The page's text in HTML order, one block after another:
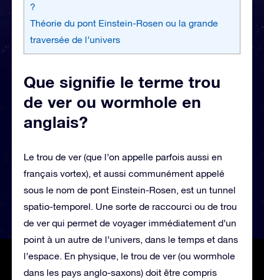
?
Théorie du pont Einstein-Rosen ou la grande
traversée de l’univers
Que signifie le terme trou
de ver ou wormhole en
anglais?
Le trou de ver (que l’on appelle parfois aussi en
français vortex), et aussi communément appelé
sous le nom de pont Einstein-Rosen, est un tunnel
spatio-temporel. Une sorte de raccourci ou de trou
de ver qui permet de voyager immédiatement d’un
point à un autre de l’univers, dans le temps et dans
l’espace. En physique, le trou de ver (ou wormhole
dans les pays anglo-saxons) doit être compris